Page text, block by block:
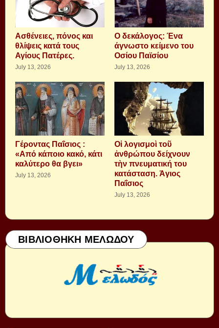
Aσθένειες, πόνος και
θλίψεις κατά τους
Αγίους Πατέρες.
July 13, 2026
Ο δεκάλογος: Ένα
άγνωστο κείμενο του
Οσίου Παϊσίου
July 13, 2026
Γέροντας Παΐσιος :
«Από κάποιο κακό, κάτι
καλύτερο θα βγει»
July 13, 2026
Οἱ λογισμοὶ τοῦ
ἀνθρώπου δείχνουν
τὴν πνευματική του
κατάσταση. Ἁγιος
Παΐσιος
July 13, 2026
ΒΙΒΛΙΟΘΗΚΗ ΜΕΛΩΔΟΥ